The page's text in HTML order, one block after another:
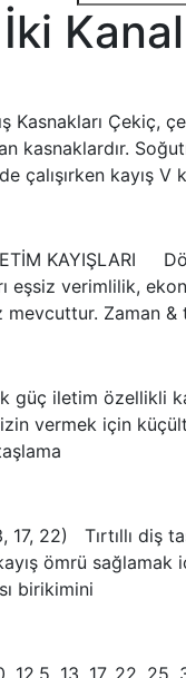
İki
Kasnakları
kasnaklardır.
çalışırken kayış V
KAYIŞLARI
eşsiz verimlilik,
Zaman &
güç iletim özellikli
izin vermek için
17, 22) Tırtıllı diş
ömrü
birikimini
12,5, 13, 17, 22,